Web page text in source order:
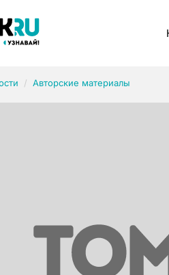
Авторские материалы